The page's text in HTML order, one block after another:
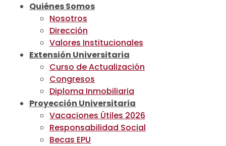
Quiénes Somos
Nosotros
Dirección
Valores Institucionales
Extensión Universitaria
Curso de Actualización
Congresos
Diploma Inmobiliaria
Proyección Universitaria
Vacaciones Útiles 2026
Responsabilidad Social
Becas EPU